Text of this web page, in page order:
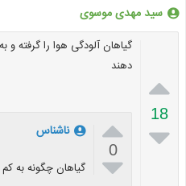
سید مهدی موسوی

18

گیاهان آلودگی هوا را گرفته
دهند

0

ناشناس
گیاهان چگونه به